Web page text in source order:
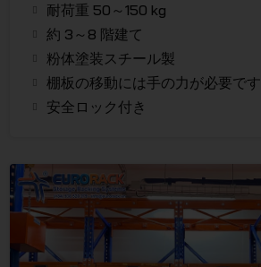
耐荷重 50～150 kg
約 3～8 階建て
粉体塗装スチール製
棚板の移動には手の力が必要です
安全ロック付き